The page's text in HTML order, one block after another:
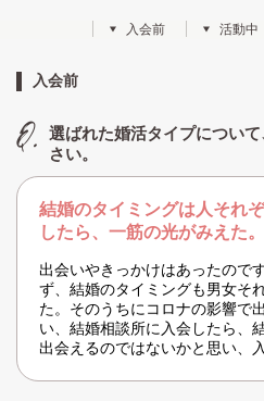
入会前 活動中
入会前
選ばれた婚活タイプについ
さい。
結婚のタイミングは人それ
したら、一筋の光がみえた。
出会いやきっかけはあったので
ず、結婚のタイミングも男女そ
た。そのうちにコロナの影響で
い、結婚相談所に入会したら、
出会えるのではないかと思い、